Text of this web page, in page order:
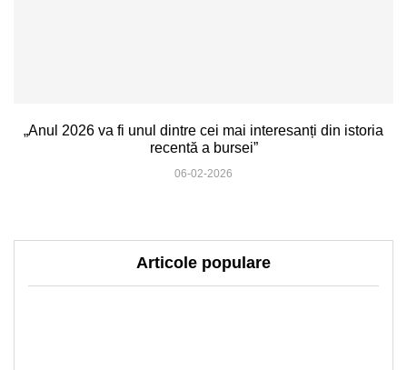
„Anul 2026 va fi unul dintre cei mai interesanți din istoria
recentă a bursei”
06-02-2026
Articole populare